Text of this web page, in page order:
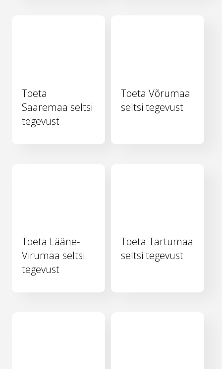
Toeta
Saaremaa seltsi
tegevust
Toeta Võrumaa
seltsi tegevust
Toeta Lääne-
Virumaa seltsi
tegevust
Toeta Tartumaa
seltsi tegevust